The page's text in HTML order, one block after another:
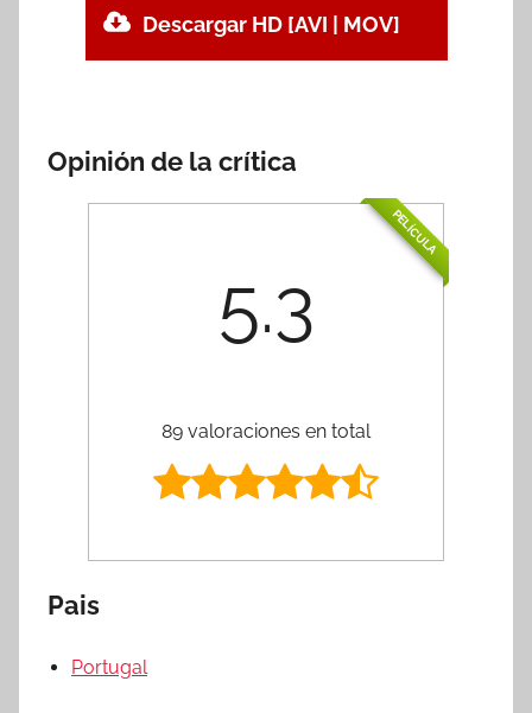
Descargar HD [AVI | MOV]
Opinión de la crítica
PELÍCULA
5.3
89 valoraciones en total
Pais
Portugal